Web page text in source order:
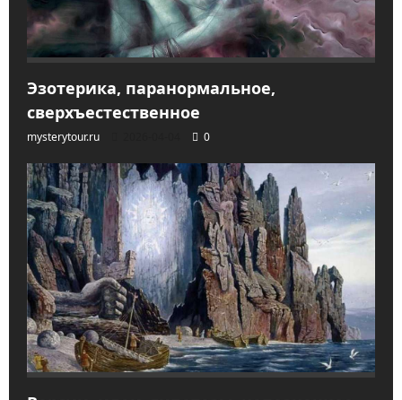
Эзотерика, паранормальное,
сверхъестественное
mysterytour.ru 0